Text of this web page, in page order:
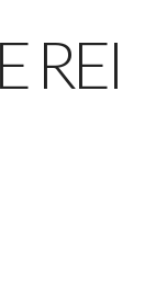
REI